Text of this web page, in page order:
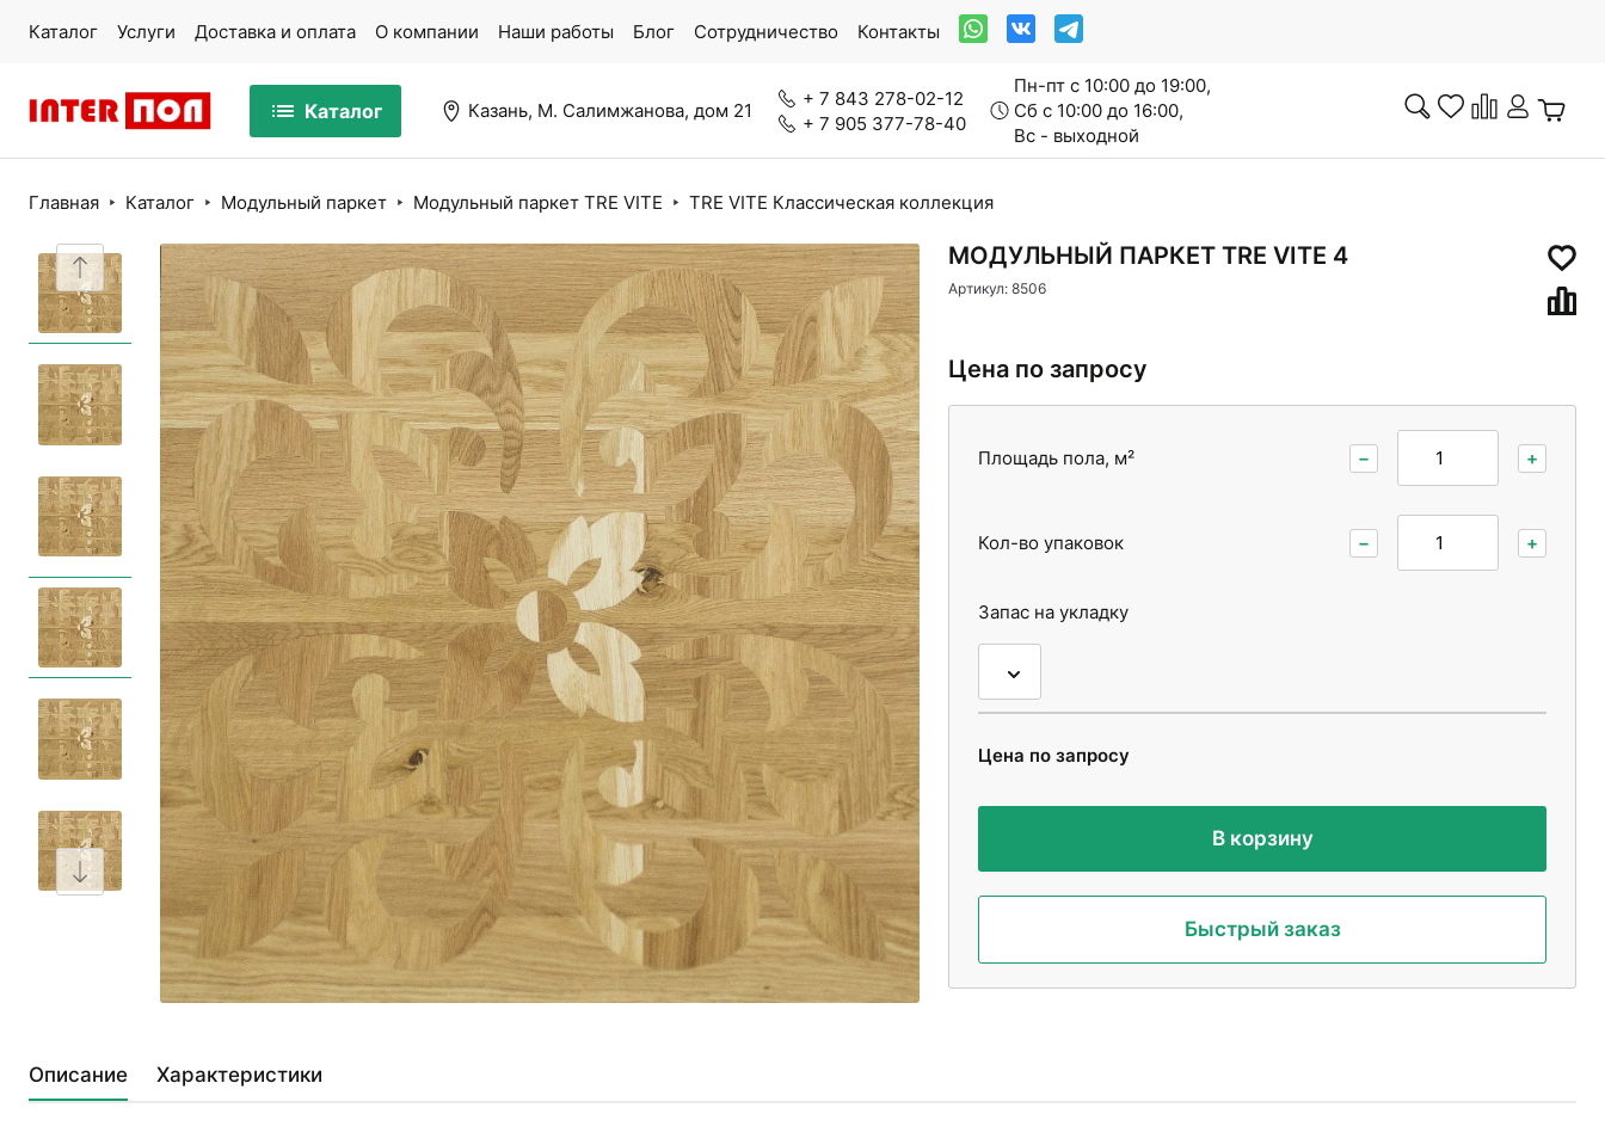
Каталог Услуги Доставка и оплата О компании Наши работы Блог Сотрудничество Контакты
Каталог Казань, М. Салимжанова, дом 21
+ 7 843 278-02-12
+ 7 905 377-78-40
Пн-пт с 10:00 до 19:00,
Сб с 10:00 до 16:00,
Вс - выходной
Массивная доска Паркетная доска Модульный паркет Инженерная доска
Ламинат Минерально-каменный ламинат Паркетная химия
Кварцвинил Ковролин Стеновые панели
Главная Каталог Модульный паркет Модульный паркет TRE VITE TRE VITE Классическая коллекция
МОДУЛЬНЫЙ ПАРКЕТ TRE VITE 4
Артикул: 8506
Цена по запросу
Площадь пола, м² − +
Кол-во упаковок − +
Запас на укладку
Цена по запросу
В корзину
Быстрый заказ
Описание Характеристики